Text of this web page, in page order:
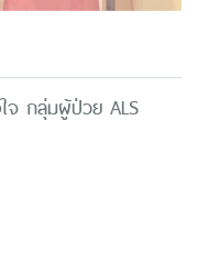
จ กลุ่มผู้ป่วย ALS